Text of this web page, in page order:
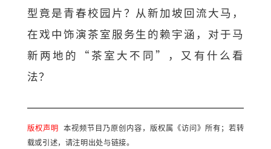
型竟是青春校园片？从新加坡回流大马，
在戏中饰演茶室服务生的赖宇涵，对于马
新两地的“茶室大不同”，又有什么看
法？
版权声明 本视频节目乃原创内容，版权属《访问》所有；若转
载或引述，请注明出处与链接。